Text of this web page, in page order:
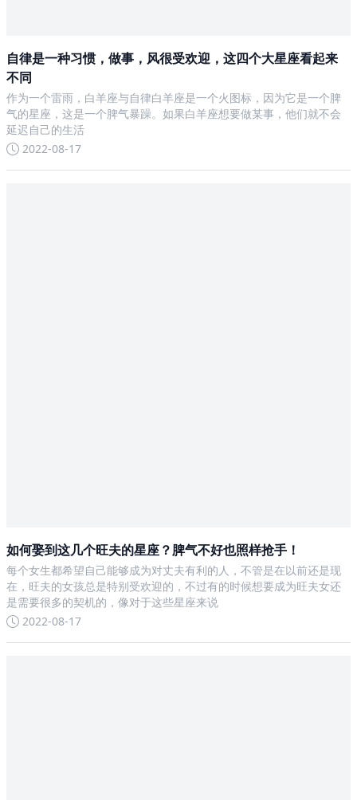
自律是一种习惯，做事，风很受欢迎，这四个大星座看起来
不同
作为一个雷雨，白羊座与自律白羊座是一个火图标，因为它是一个脾
气的星座，这是一个脾气暴躁。如果白羊座想要做某事，他们就不会
延迟自己的生活
2022-08-17
如何娶到这几个旺夫的星座？脾气不好也照样抢手！
每个女生都希望自己能够成为对丈夫有利的人，不管是在以前还是现
在，旺夫的女孩总是特别受欢迎的，不过有的时候想要成为旺夫女还
是需要很多的契机的，像对于这些星座来说
2022-08-17